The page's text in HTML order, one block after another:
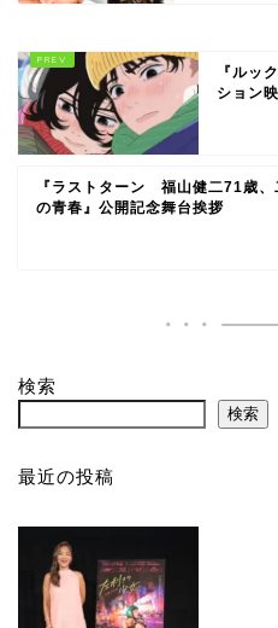
『ルッ
ション
『ラストターン 福山健二71歳、
の青春』公開記念舞台挨拶
検索
検索
最近の投稿